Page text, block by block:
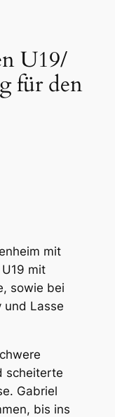
U19/
für den
mit
mit
sowie bei
und Lasse
scheiterte
Gabriel
bis ins